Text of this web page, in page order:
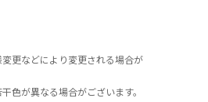
更などにより変更される場合が
色が異なる場合がございます。